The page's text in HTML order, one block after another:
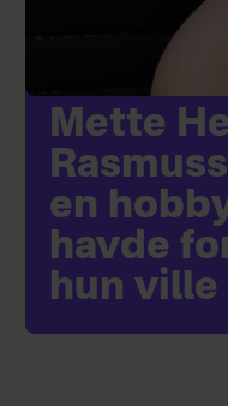
Mette
en
havde
hun ville